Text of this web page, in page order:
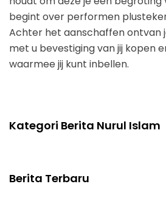
begint over performen
Achter het aanschaffen ontvan
met u bevestiging van jij kopen
waarmee jij kunt inbellen.
Kategori Berita Nurul Islam
Berita Terbaru